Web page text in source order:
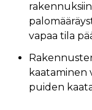
vapaa tila
kaataminen
puiden